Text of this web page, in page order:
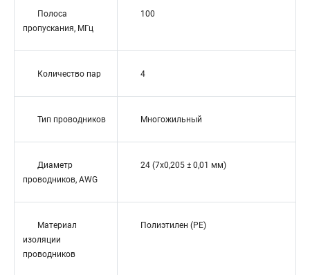
Полоса
пропускания, МГц
100
Количество пар 4
Тип проводников Многожильный
Диаметр
проводников, AWG
24 (7x0,205 ± 0,01 мм)
Материал
изоляции
проводников
Полиэтилен (PE)